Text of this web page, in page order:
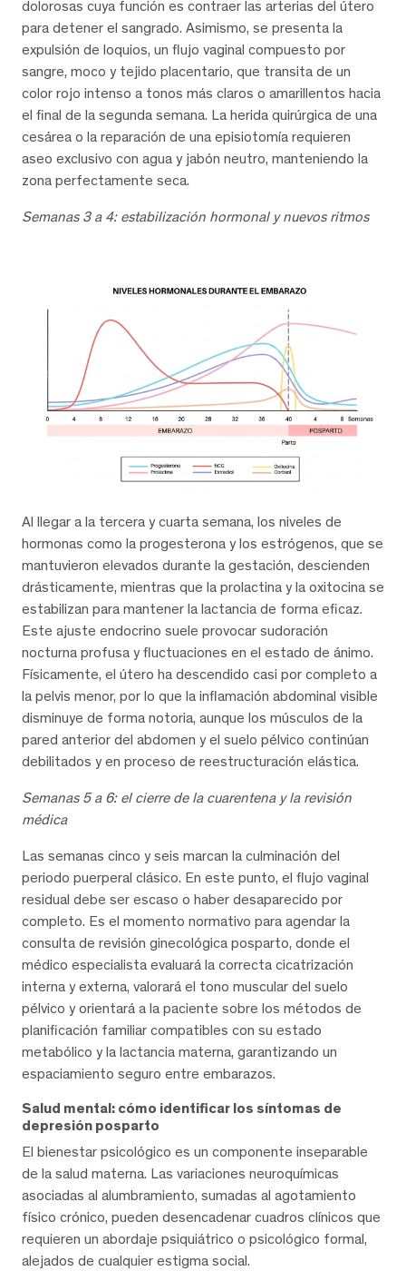
dolorosas cuya función es contraer las arterias del útero
para detener el sangrado. Asimismo, se presenta la
expulsión de loquios, un flujo vaginal compuesto por
sangre, moco y tejido placentario, que transita de un
color rojo intenso a tonos más claros o amarillentos hacia
el final de la segunda semana. La herida quirúrgica de una
cesárea o la reparación de una episiotomía requieren
aseo exclusivo con agua y jabón neutro, manteniendo la
zona perfectamente seca.
Semanas 3 a 4: estabilización hormonal y nuevos ritmos
Al llegar a la tercera y cuarta semana, los niveles de
hormonas como la progesterona y los estrógenos, que se
mantuvieron elevados durante la gestación, descienden
drásticamente, mientras que la prolactina y la oxitocina se
estabilizan para mantener la lactancia de forma eficaz.
Este ajuste endocrino suele provocar sudoración
nocturna profusa y fluctuaciones en el estado de ánimo.
Físicamente, el útero ha descendido casi por completo a
la pelvis menor, por lo que la inflamación abdominal visible
disminuye de forma notoria, aunque los músculos de la
pared anterior del abdomen y el suelo pélvico continúan
debilitados y en proceso de reestructuración elástica.
Semanas 5 a 6: el cierre de la cuarentena y la revisión
médica
Las semanas cinco y seis marcan la culminación del
periodo puerperal clásico. En este punto, el flujo vaginal
residual debe ser escaso o haber desaparecido por
completo. Es el momento normativo para agendar la
consulta de revisión ginecológica posparto, donde el
médico especialista evaluará la correcta cicatrización
interna y externa, valorará el tono muscular del suelo
pélvico y orientará a la paciente sobre los métodos de
planificación familiar compatibles con su estado
metabólico y la lactancia materna, garantizando un
espaciamiento seguro entre embarazos.
Salud mental: cómo identificar los síntomas de
depresión posparto
El bienestar psicológico es un componente inseparable
de la salud materna. Las variaciones neuroquímicas
asociadas al alumbramiento, sumadas al agotamiento
físico crónico, pueden desencadenar cuadros clínicos que
requieren un abordaje psiquiátrico o psicológico formal,
alejados de cualquier estigma social.